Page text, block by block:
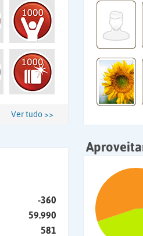
Ver tudo >>
-360
59.990
581